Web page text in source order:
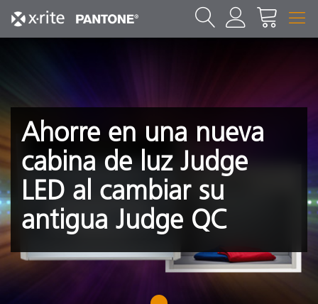
Ahorre en una nueva
cabina de luz Judge
LED al cambiar su
antigua Judge QC